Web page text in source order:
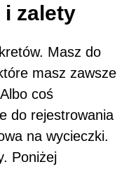
i zalety
Masz do
masz zawsze
coś
do rejestrowania
na wycieczki.
Poniżej